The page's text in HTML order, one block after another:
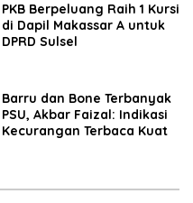
PKB Berpeluang Raih 1 Kursi
di Dapil Makassar A untuk
DPRD Sulsel
Barru dan Bone Terbanyak
PSU, Akbar Faizal: Indikasi
Kecurangan Terbaca Kuat